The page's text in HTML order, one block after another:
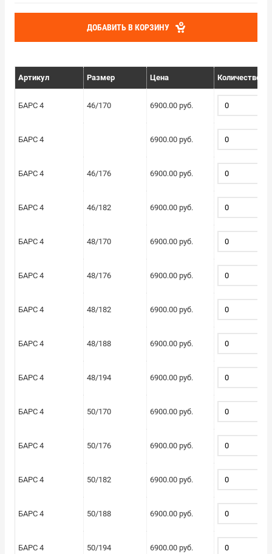
ДОБАВИТЬ В КОРЗИНУ
Артикул Размер Цена Количество
БАРС 4 46/170 6900.00 руб.
БАРС 4 6900.00 руб.
БАРС 4 46/176 6900.00 руб.
БАРС 4 46/182 6900.00 руб.
БАРС 4 48/170 6900.00 руб.
БАРС 4 48/176 6900.00 руб.
БАРС 4 48/182 6900.00 руб.
БАРС 4 48/188 6900.00 руб.
БАРС 4 48/194 6900.00 руб.
БАРС 4 50/170 6900.00 руб.
БАРС 4 50/176 6900.00 руб.
БАРС 4 50/182 6900.00 руб.
БАРС 4 50/188 6900.00 руб.
БАРС 4 50/194 6900.00 руб.